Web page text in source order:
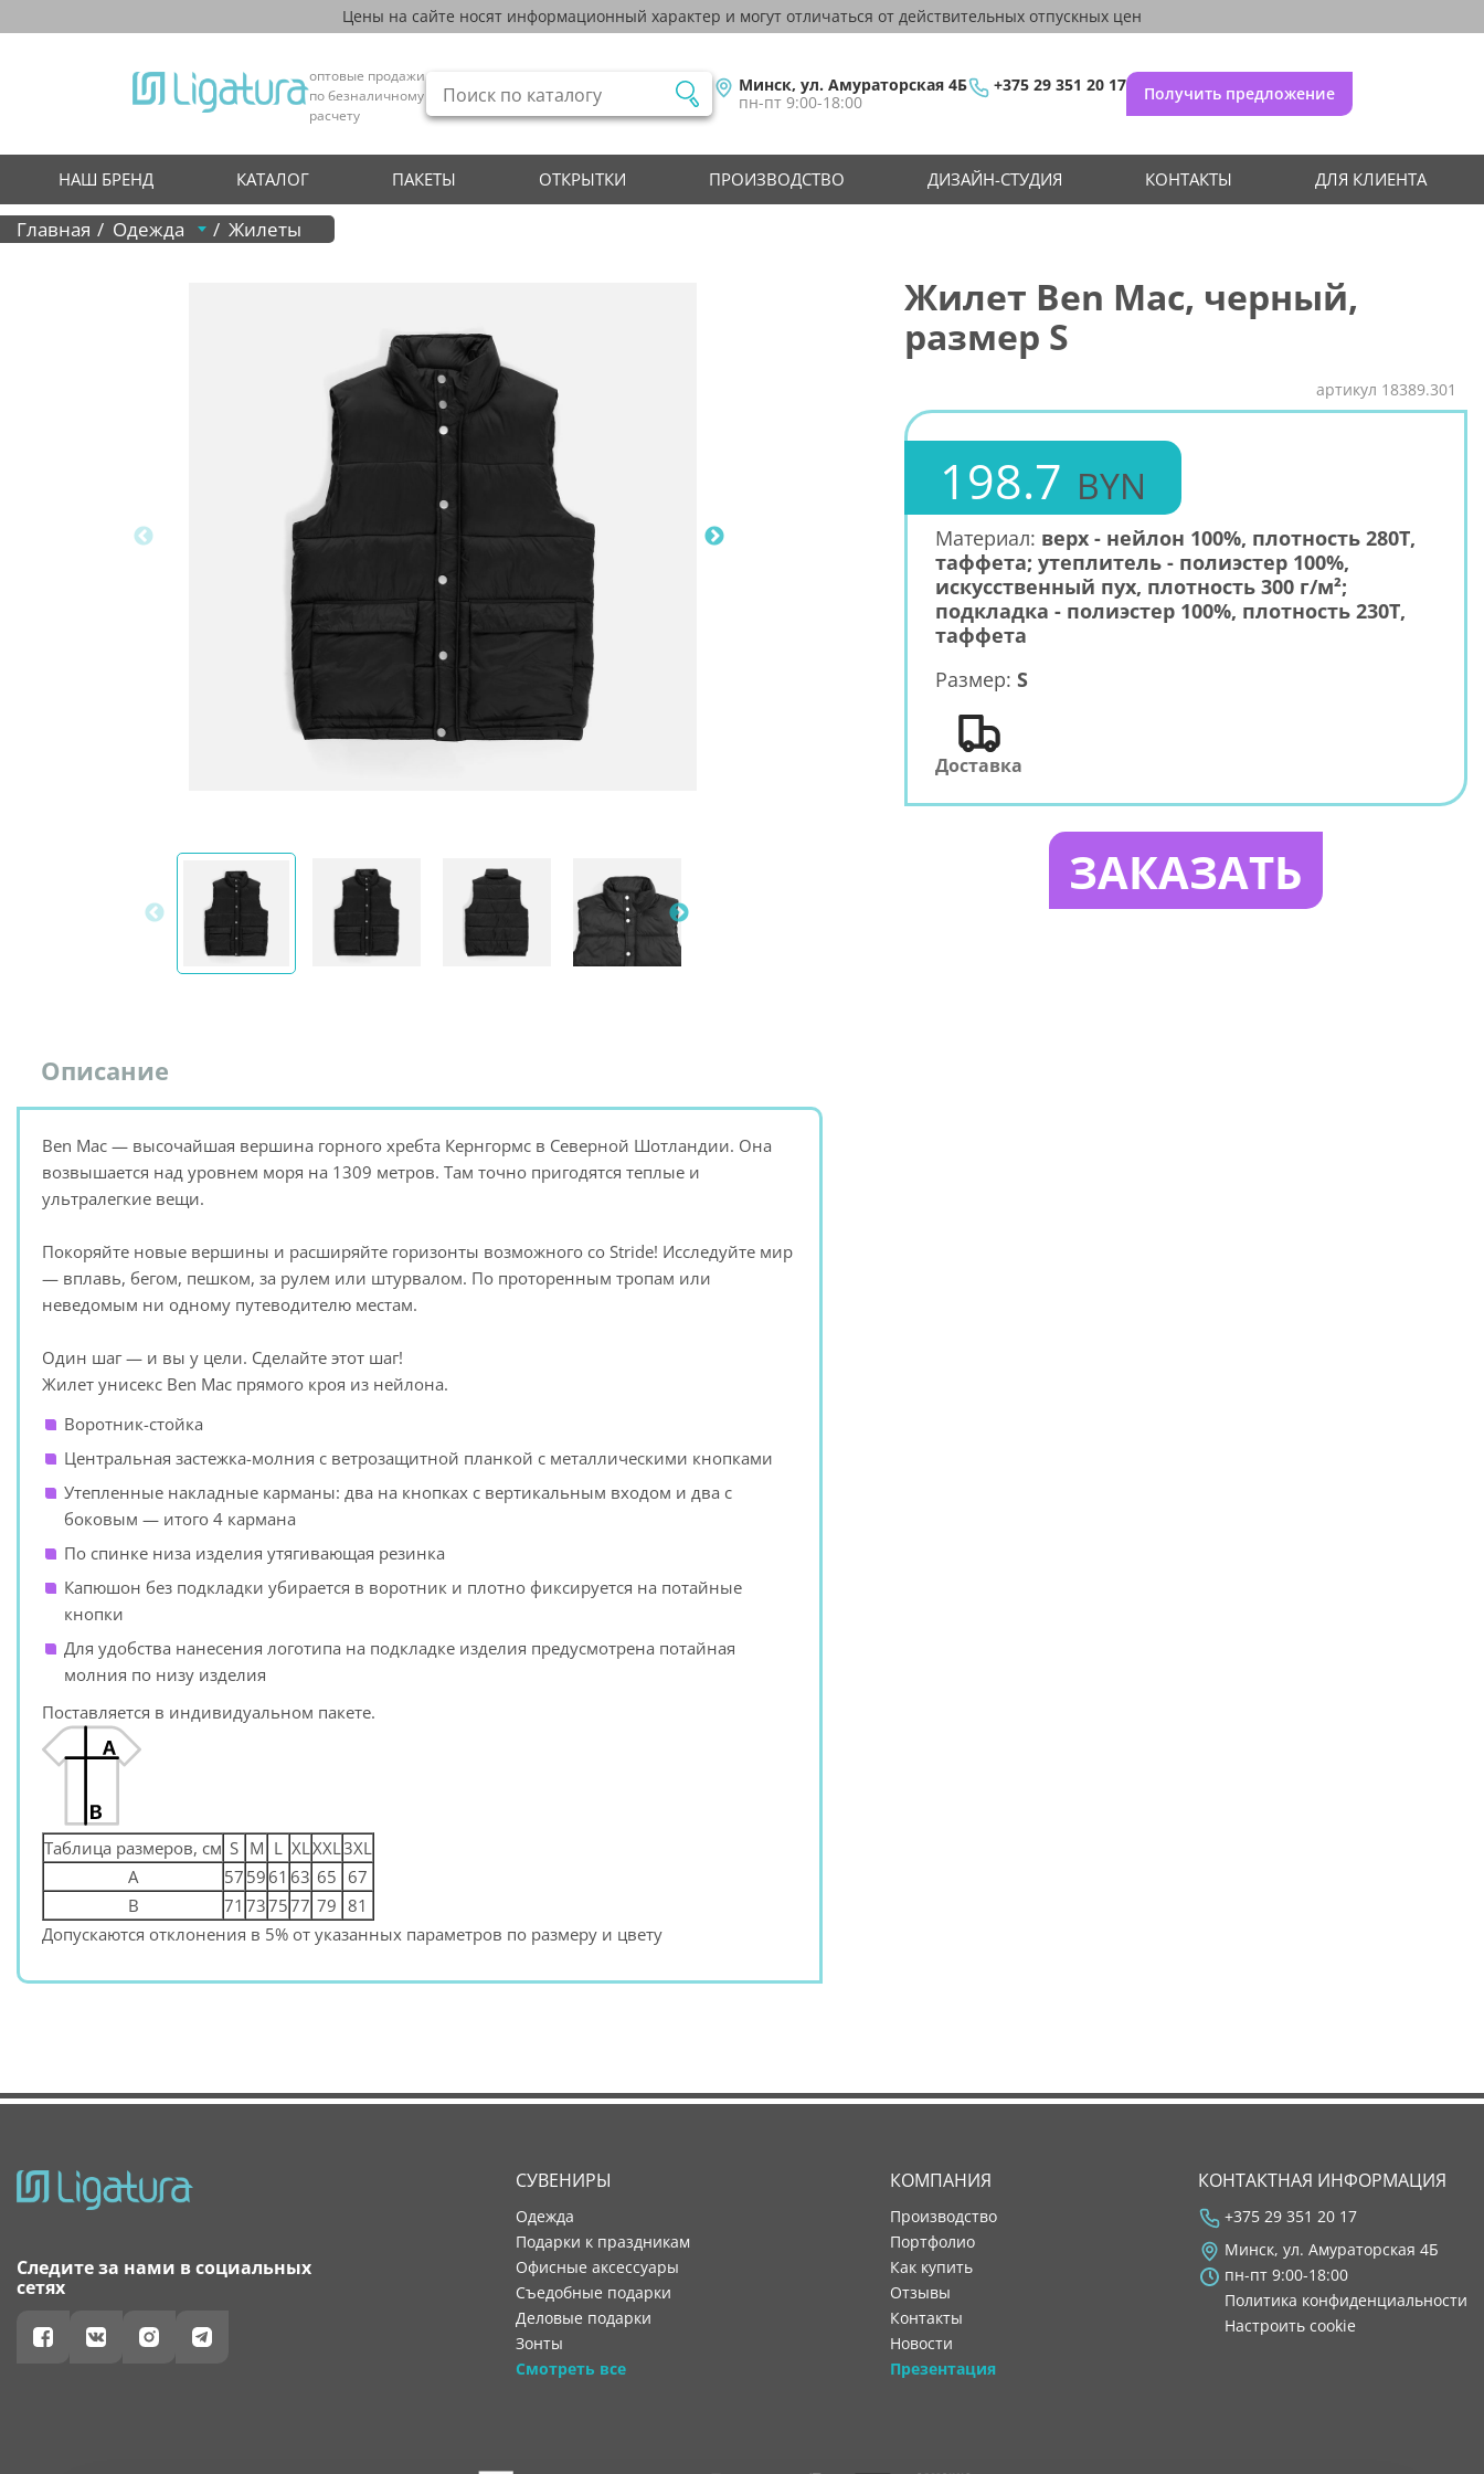
Цены на сайте носят информационный характер и могут отличаться от действительных отпускных цен
оптовые продажи
по безналичному
расчету
Минск, ул. Амураторская 4Б
пн-пт 9:00-18:00
+375 29 351 20 17 Получить предложение
НАШ БРЕНД КАТАЛОГ ПАКЕТЫ ОТКРЫТКИ ПРОИЗВОДСТВО ДИЗАЙН-СТУДИЯ КОНТАКТЫ ДЛЯ КЛИЕНТА
Главная Одежда Жилеты
Жилет Ben Mac, черный,
размер S
артикул 18389.301
198.7 BYN
Материал: верх - нейлон 100%, плотность 280T,
таффета; утеплитель - полиэстер 100%,
искусственный пух, плотность 300 г/м²;
подкладка - полиэстер 100%, плотность 230T,
таффета
Размер: S
Доставка
ЗАКАЗАТЬ
Описание
Ben Mac — высочайшая вершина горного хребта Кернгормс в Северной Шотландии. Она
возвышается над уровнем моря на 1309 метров. Там точно пригодятся теплые и
ультралегкие вещи.
Покоряйте новые вершины и расширяйте горизонты возможного со Stride! Исследуйте мир
— вплавь, бегом, пешком, за рулем или штурвалом. По проторенным тропам или
неведомым ни одному путеводителю местам.
Один шаг — и вы у цели. Сделайте этот шаг!
Жилет унисекс Ben Mac прямого кроя из нейлона.
Воротник-стойка
Центральная застежка-молния с ветрозащитной планкой с металлическими кнопками
Утепленные накладные карманы: два на кнопках с вертикальным входом и два с
боковым — итого 4 кармана
По спинке низа изделия утягивающая резинка
Капюшон без подкладки убирается в воротник и плотно фиксируется на потайные
кнопки
Для удобства нанесения логотипа на подкладке изделия предусмотрена потайная
молния по низу изделия
Поставляется в индивидуальном пакете.
Таблица размеров, см S M L XL XXL 3XL
A
57 5961 63 65 67
B
71 737577 79 81
Допускаются отклонения в 5% от указанных параметров по размеру и цвету
Следите за нами в социальных
сетях
СУВЕНИРЫ
Одежда
Подарки к праздникам
Офисные аксессуары
Съедобные подарки
Деловые подарки
Зонты
Смотреть все
КОМПАНИЯ
производство
портфолио
как купить
отзывы
контакты
новости
Презентация
КОНТАКТНАЯ ИНФОРМАЦИЯ
+375 29 351 20 17
Минск, ул. Амураторская 4Б
пн-пт 9:00-18:00
Политика конфиденциальности
Настроить cookie